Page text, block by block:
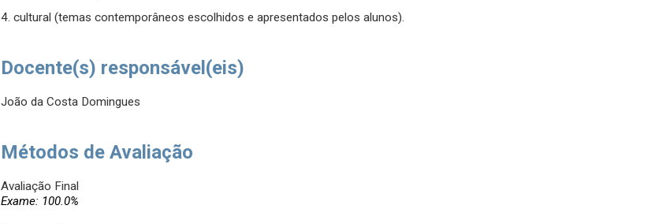
4. cultural (temas contemporâneos escolhidos e apresentados pelos alunos).
Docente(s) responsável(eis)
João da Costa Domingues
Métodos de Avaliação
Avaliação Final
Exame: 100.0%